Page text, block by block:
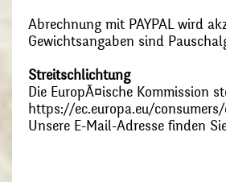
Abrechnung mit PAYPAL wird
Gewichtsangaben sind
Streitschlichtung
Die EuropÃ¤ische Kommission
https://ec.europa.eu/
Unsere E-Mail-Adresse finden